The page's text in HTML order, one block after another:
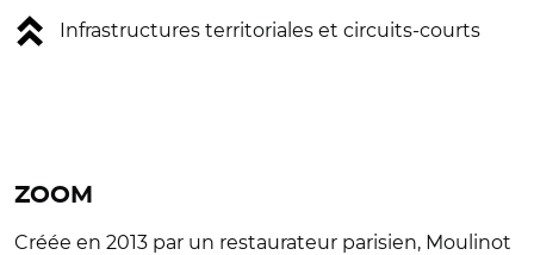
Infrastructures territoriales et circuits-courts
ZOOM
Créée en 2013 par un restaurateur parisien, Moulinot